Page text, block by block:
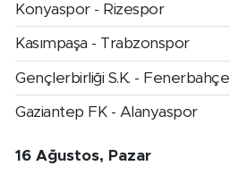
Konyaspor - Rizespor
Kasımpaşa - Trabzonspor
Gençlerbirliği S.K. - Fenerbahçe
Gaziantep FK - Alanyaspor
16 Ağustos, Pazar